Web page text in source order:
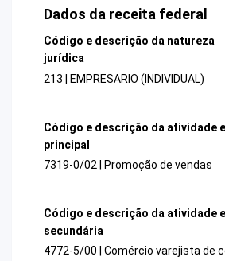
Dados da receita federal
Código e descrição da natureza
jurídica
213 | EMPRESARIO (INDIVIDUAL)
Código e descrição da atividade
principal
7319-0/02 | Promoção de vendas
Código e descrição da atividade
secundária
4772-5/00 | Comércio varejista de